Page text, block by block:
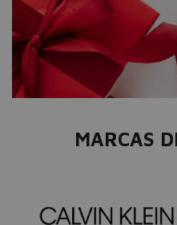
MARCAS